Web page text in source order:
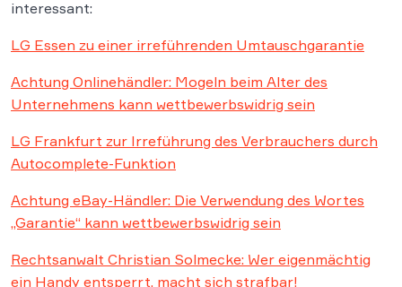
interessant:
LG Essen zu einer irreführenden Umtauschgarantie
Achtung Onlinehändler: Mogeln beim Alter des
Unternehmens kann wettbewerbswidrig sein
LG Frankfurt zur Irreführung des Verbrauchers durch
Autocomplete-Funktion
Achtung eBay-Händler: Die Verwendung des Wortes
„Garantie“ kann wettbewerbswidrig sein
Rechtsanwalt Christian Solmecke: Wer eigenmächtig
ein Handy entsperrt, macht sich strafbar!